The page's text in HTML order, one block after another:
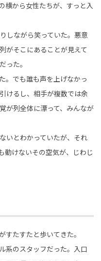
横から女性たちが、すっと入
しながら笑っていた。悪意
がそこにあることが見えて
った。
。でも誰も声を上げなかっ
けるし、相手が複数では余
が列全体に漂って、みんなが
いとわかっていたが、それ
動けないその空気が、じわじ
すたすたと歩いてきた。
系のスタッフだった。入口